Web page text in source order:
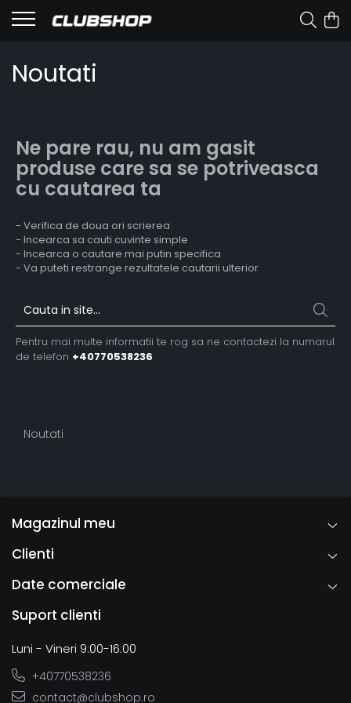
Noutati
Ne pare rau, nu am gasit
produse care sa se potriveasca
cu cautarea ta
- Verifica de doua ori scrierea
- Incearca sa cauti cuvinte simple
- Incearca o cautare mai putin specifica
- Va puteti restrange rezultatele cautarii ulterior
Pentru mai multe informatii te rog sa ne contactezi la numarul
de telefon +40770538236
Noutati
Magazinul meu
Clienti
Date comerciale
Suport clienti
Luni - Vineri 9:00-16:00
+40770538236
contact@clubshop.ro